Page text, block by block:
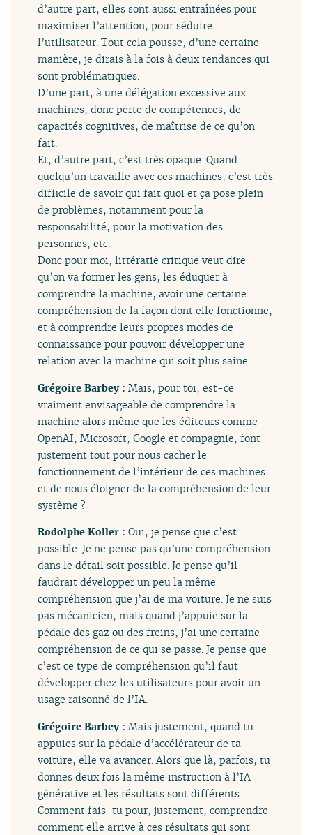
d’autre part, elles sont aussi entraînées pour
maximiser l’attention, pour séduire
l’utilisateur. Tout cela pousse, d’une certaine
manière, je dirais à la fois à deux tendances qui
sont problématiques.
D’une part, à une délégation excessive aux
machines, donc perte de compétences, de
capacités cognitives, de maîtrise de ce qu’on
fait.
Et, d’autre part, c’est très opaque. Quand
quelqu’un travaille avec ces machines, c’est très
difficile de savoir qui fait quoi et ça pose plein
de problèmes, notamment pour la
responsabilité, pour la motivation des
personnes, etc.
Donc pour moi, littératie critique veut dire
qu’on va former les gens, les éduquer à
comprendre la machine, avoir une certaine
compréhension de la façon dont elle fonctionne,
et à comprendre leurs propres modes de
connaissance pour pouvoir développer une
relation avec la machine qui soit plus saine.
Grégoire Barbey :Mais, pour toi, est-ce
vraiment envisageable de comprendre la
machine alors même que les éditeurs comme
OpenAI, Microsoft, Google et compagnie, font
justement tout pour nous cacher le
fonctionnement de l’intérieur de ces machines
et de nous éloigner de la compréhension de leur
système ?
Rodolphe Koller :Oui, je pense que c’est
possible. Je ne pense pas qu’une compréhension
dans le détail soit possible. Je pense qu’il
faudrait développer un peu la même
compréhension que j’ai de ma voiture. Je ne suis
pas mécanicien, mais quand j’appuie sur la
pédale des gaz ou des freins, j’ai une certaine
compréhension de ce qui se passe. Je pense que
c’est ce type de compréhension qu’il faut
développer chez les utilisateurs pour avoir un
usage raisonné de l’IA.
Grégoire Barbey :Mais justement, quand tu
appuies sur la pédale d’accélérateur de ta
voiture, elle va avancer. Alors que là, parfois, tu
donnes deux fois la même instruction à l’IA
générative et les résultats sont différents.
Comment fais-tu pour, justement, comprendre
comment elle arrive à ces résultats qui sont